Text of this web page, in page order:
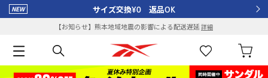
サイズ交換¥0 返品OK
【お知らせ】熊本地域地震の影響による配送遅延詳細